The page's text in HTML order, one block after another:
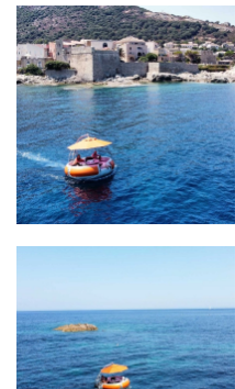
AGRANDIR
AGRANDIR